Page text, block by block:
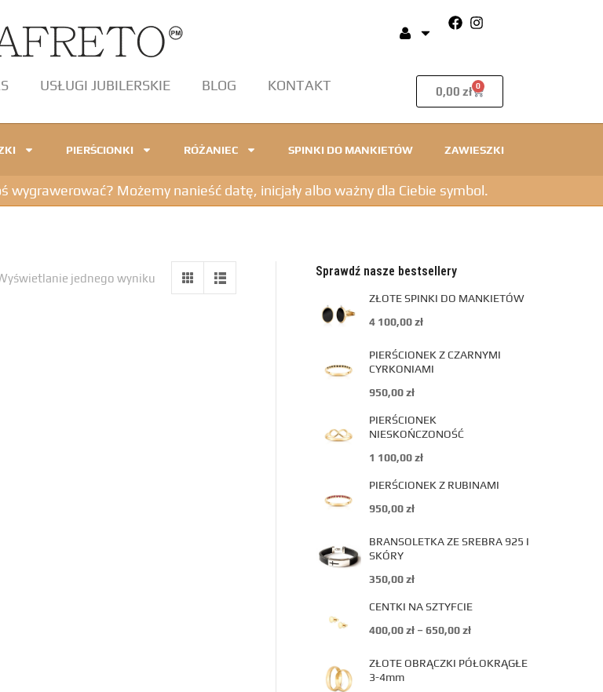
USŁUGI JUBILERSKIE BLOG KONTAKT 0,00 zł 0
PIERŚCIONKI RÓŻANIEC SPINKI DO MANKIETÓW ZAWIESZKI
wygrawerować? Możemy nanieść datę, inicjały albo ważny dla Ciebie symbol.
jednego wyniku Sprawdź nasze bestsellery
ZŁOTE SPINKI DO MANKIETÓW
4 100,00zł
PIERŚCIONEK Z CZARNYMI
CYRKONIAMI
950,00zł
PIERŚCIONEK
NIESKOŃCZONOŚĆ
1 100,00zł
PIERŚCIONEK Z RUBINAMI
950,00zł
BRANSOLETKA ZE SREBRA 925 I
SKÓRY
350,00zł
CENTKI NA SZTYFCIE
400,00zł – 650,00zł
ZŁOTE OBRĄCZKI PÓŁOKRĄGŁE
3-4mm